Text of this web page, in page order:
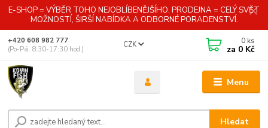
E-SHOP = VÝBĚR TOHO NEJOBLÍBENĚJŠÍHO. PRODEJNA = CELÝ SVĚT
MOŽNOSTÍ, ŠIRŠÍ NABÍDKA A ODBORNÉ PORADENSTVÍ.
Menu
CZK
Hledat
+420 608 982 777
(Po-Pá, 8:30-17:30 hod.)
0 ks
za 0 Kč